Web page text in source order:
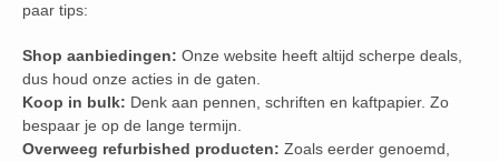
paar tips:
Shop aanbiedingen: Onze website heeft altijd scherpe deals,
dus houd onze acties in de gaten.
Koop in bulk: Denk aan pennen, schriften en kaftpapier. Zo
bespaar je op de lange termijn.
Overweeg refurbished producten: Zoals eerder genoemd,